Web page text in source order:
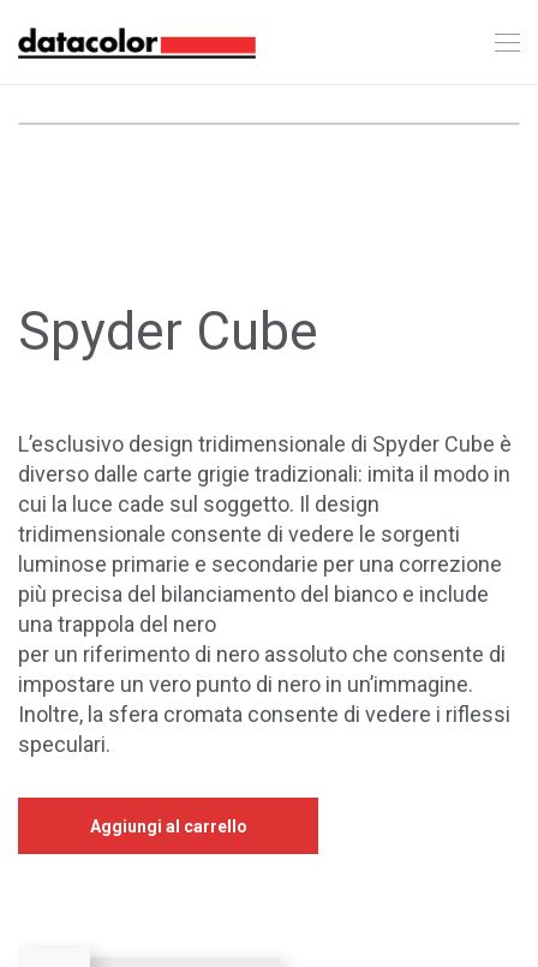
Spyder Cube
L’esclusivo design tridimensionale di Spyder Cube è
diverso dalle carte grigie tradizionali: imita il modo in
cui la luce cade sul soggetto. Il design
tridimensionale consente di vedere le sorgenti
luminose primarie e secondarie per una correzione
più precisa del bilanciamento del bianco e include
una trappola del nero
per un riferimento di nero assoluto che consente di
impostare un vero punto di nero in un’immagine.
Inoltre, la sfera cromata consente di vedere i riflessi
speculari.
Aggiungi al carrello